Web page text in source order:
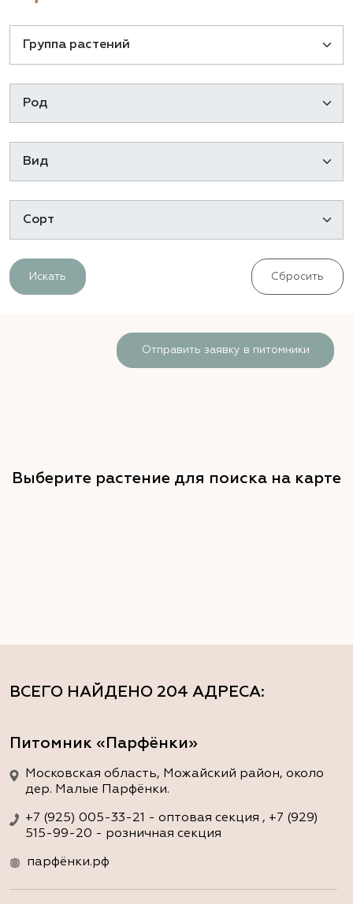
Искать Сбросить
ВСЕГО НАЙДЕНО 204 АДРЕСА:
Питомник «Парфёнки»
Московская область, Можайский район, около
дер. Малые Парфёнки.
+7 (925) 005-33-21 - оптовая секция , +7 (929)
515-99-20 - розничная секция
парфёнки.рф
Отправить заявку в питомники
Выберите растение для поиска на карте